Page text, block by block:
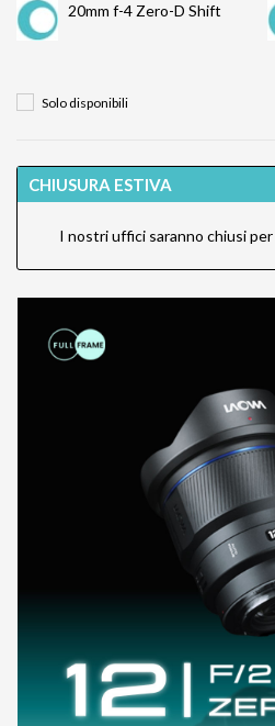
20mm f-4 Zero-D Shift
Solo disponibili
CHIUSURA ESTIVA
I nostri uffici saranno chiusi